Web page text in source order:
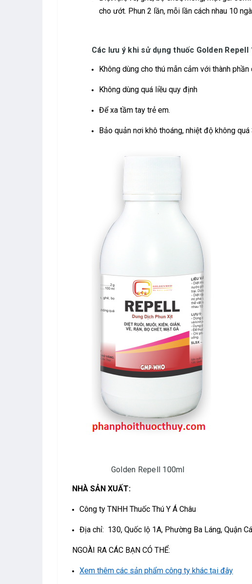
cho ướt. Phun 2 lần, mỗi lần cách nhau 10
Các lưu ý khi sử dụng thuốc Golden Repell
Không dùng cho thú mẫn cảm với thành phần
Không dùng quá liều quy định
Để xa tầm tay trẻ em.
Bảo quản nơi khô thoáng, nhiệt độ không quá
Golden Repell 100ml
NHÀ SẢN XUẤT:
Công ty TNHH Thuốc Thú Y Á Châu
Địa chỉ: 130, Quốc lộ 1A, Phường Ba Láng, Quận
NGOÀI RA CÁC BẠN CÓ THỂ:
Xem thêm các sản phẩm công ty khác tại đây